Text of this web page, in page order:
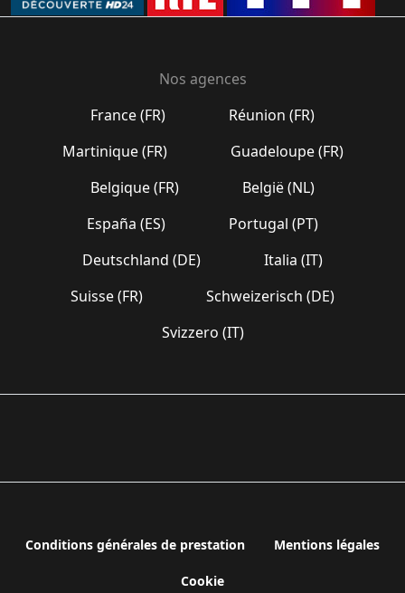
Nos agences
France (FR)
Réunion (FR)
Martinique (FR)
Guadeloupe (FR)
Belgique (FR)
België (NL)
España (ES)
Portugal (PT)
Deutschland (DE)
Italia (IT)
Suisse (FR)
Schweizerisch (DE)
Svizzero (IT)
Conditions générales de prestation Mentions légales
Cookie